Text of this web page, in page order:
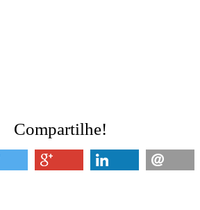
Compartilhe!